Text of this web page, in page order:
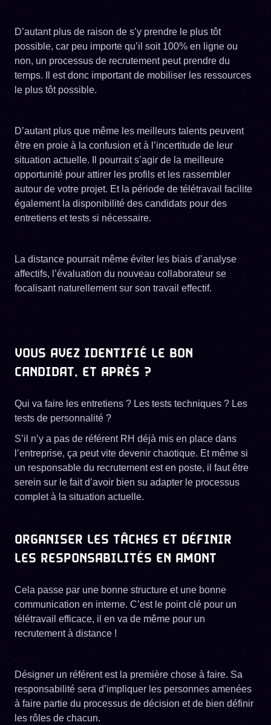
D’autant plus de raison de s’y prendre le plus tôt
possible, car peu importe qu’il soit 100% en ligne ou
non, un processus de recrutement peut prendre du
temps. Il est donc important de mobiliser les ressources
le plus tôt possible.
D’autant plus que même les meilleurs talents peuvent
être en proie à la confusion et à l’incertitude de leur
situation actuelle. Il pourrait s’agir de la meilleure
opportunité pour attirer les profils et les rassembler
autour de votre projet. Et la période de télétravail facilite
également la disponibilité des candidats pour des
entretiens et tests si nécessaire.
La distance pourrait même éviter les biais d’analyse
affectifs, l’évaluation du nouveau collaborateur se
focalisant naturellement sur son travail effectif.
VOUS AVEZ IDENTIFIÉ LE BON
CANDIDAT, ET APRÈS ?
Qui va faire les entretiens ? Les tests techniques ? Les
tests de personnalité ?
S’il n’y a pas de référent RH déjà mis en place dans
l’entreprise, ça peut vite devenir chaotique. Et même si
un responsable du recrutement est en poste, il faut être
serein sur le fait d’avoir bien su adapter le processus
complet à la situation actuelle.
ORGANISER LES TÂCHES ET DÉFINIR
LES RESPONSABILITÉS EN AMONT
Cela passe par une bonne structure et une bonne
communication en interne. C’est le point clé pour un
télétravail efficace, il en va de même pour un
recrutement à distance !
Désigner un référent est la première chose à faire. Sa
responsabilité sera d’impliquer les personnes amenées
à faire partie du processus de décision et de bien définir
les rôles de chacun.